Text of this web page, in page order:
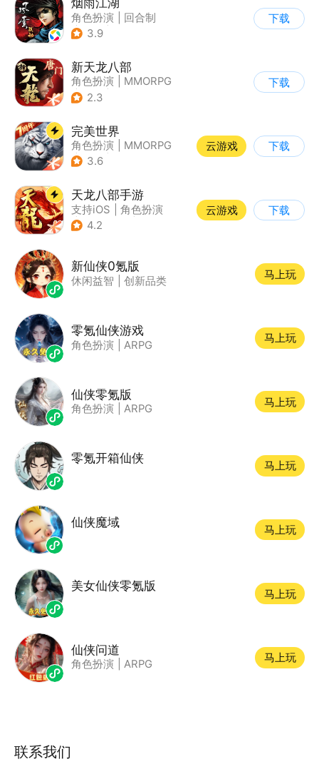
角色扮演
回合制
| 武侠
3.9
下载
新天龙八部
角色扮演
MMORPG
| 武侠
2.3
下载
完美世界
角色扮演
MMORPG
| 奇幻
3.6
云游戏 下载
天龙八部手游
支持iOS
角色扮演
| MMORPG
4.2
云游戏 下载
新仙侠0氪版
休闲益智 创新品类
马上玩
零氪仙侠游戏
角色扮演 ARPG
马上玩
仙侠零氪版
角色扮演 ARPG
马上玩
零氪开箱仙侠
马上玩
仙侠魔域
马上玩
美女仙侠零氪版
马上玩
仙侠问道
角色扮演 ARPG
马上玩
联系我们